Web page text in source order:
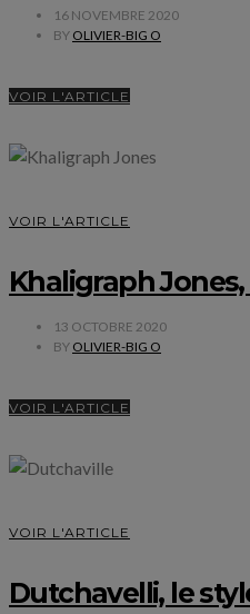
16 NOVEMBRE 2020
BY OLIVIER-BIG O
VOIR L'ARTICLE
VOIR L'ARTICLE
Khaligraph
13 OCTOBRE 2020
BY OLIVIER-BIG O
VOIR L'ARTICLE
VOIR L'ARTICLE
Dutchavelli, le